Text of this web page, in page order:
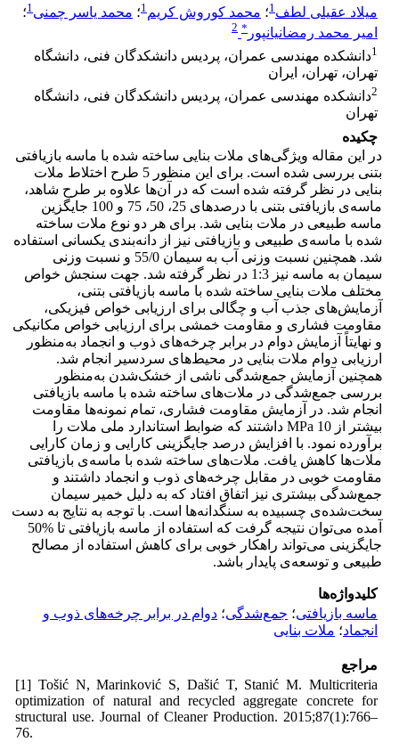
میلاد عقیلی لطف1؛ محمد کوروش کریم 1؛ محمد یاسر چمنی1؛
امیر محمد رمضانیانپور *
2
1دانشکده مهندسی عمران، پردیس دانشکدگان فنی، دانشگاه
تهران، تهران، ایران
2دانشکده مهندسی عمران، پردیس دانشکدگان فنی، دانشگاه
تهران
چکیده
در این مقاله ویژگی‌های ملات بنایی ساخته شده با ماسه بازیافتی
بتنی بررسی شده است. برای این منظور 5 طرح اختلاط ملات
بنایی در نظر گرفته شده است که در آن‌ها علاوه بر طرح شاهد،
ماسه‌ی بازیافتی بتنی با درصدهای 25، 50، 75 و 100 جایگزین
ماسه طبیعی در ملات بنایی شد. برای هر دو نوع ملات ساخته
شده با ماسه‌ی طبیعی و بازیافتی نیز از دانه‌بندی یکسانی استفاده
شد. همچنین نسبت وزنی آب به سیمان 55/0 و نسبت وزنی
سیمان به ماسه نیز 1:3 در نظر گرفته شد. جهت سنجش خواص
مختلف ملات بنایی ساخته شده با ماسه بازیافتی بتنی،
آزمایش‌های جذب آب و چگالی برای ارزیابی خواص فیزیکی،
مقاومت فشاری و مقاومت خمشی برای ارزیابی خواص مکانیکی
و نهایتاً آزمایش دوام در برابر چرخه‌های ذوب و انجماد به‌منظور
ارزیابی دوام ملات بنایی در محیط‌های سردسیر انجام شد.
همچنین آزمایش جمع‌شدگی ناشی از خشک‌شدن به‌منظور
بررسی جمع‌شدگی در ملات‌های ساخته شده با ماسه بازیافتی
انجام شد. در آزمایش مقاومت فشاری، تمام نمونه‌ها مقاومت
بیشتر از MPa 10 داشتند که ضوابط استاندارد ملی ملات را
برآورده نمود. با افزایش درصد جایگزینی کارایی و زمان کارایی
ملات‌ها کاهش یافت. ملات‌های ساخته شده با ماسه‌ی بازیافتی
مقاومت خوبی در مقابل چرخه‌های ذوب و انجماد داشتند و
جمع‌شدگی بیشتری نیز اتفاق افتاد که به دلیل خمیر سیمان
سخت‌شده‌ی چسبیده به سنگدانه‌ها است. با توجه به نتایج به دست
آمده می‌توان نتیجه گرفت که استفاده از ماسه بازیافتی تا %50
جایگزینی می‌تواند راهکار خوبی برای کاهش استفاده از مصالح
طبیعی و توسعه‌ی پایدار باشد.
کلیدواژه‌ها
ماسه بازیافتی؛ جمع‌شدگی؛ دوام در برابر چرخه‌های ذوب و
انجماد؛ ملات بنایی
مراجع
[1] Tošić N, Marinković S, Dašić T, Stanić M. Multicriteria
optimization of natural and recycled aggregate concrete for
structural use. Journal of Cleaner Production. 2015;87(1):766–
76.